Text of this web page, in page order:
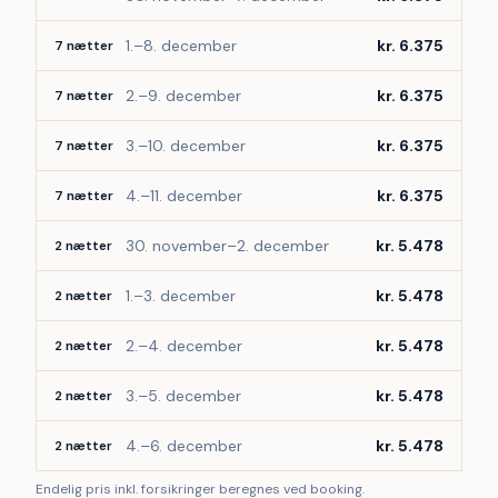
7 nætter 1.–8. december kr. 6.375
7 nætter 2.–9. december kr. 6.375
7 nætter 3.–10. december kr. 6.375
7 nætter 4.–11. december kr. 6.375
2 nætter 30. november–2. december kr. 5.478
2 nætter 1.–3. december kr. 5.478
2 nætter 2.–4. december kr. 5.478
2 nætter 3.–5. december kr. 5.478
2 nætter 4.–6. december kr. 5.478
Endelig pris inkl. forsikringer beregnes ved booking.